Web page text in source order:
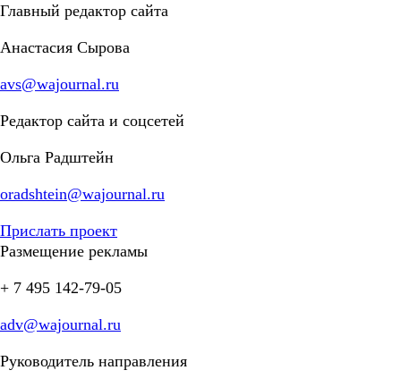
Главный редактор сайта
Анастасия Сырова
avs@wajournal.ru
Редактор сайта и соцсетей
Ольга Радштейн
oradshtein@wajournal.ru
Прислать проект
Размещение рекламы
+ 7 495 142-79-05
adv@wajournal.ru
Руководитель направления